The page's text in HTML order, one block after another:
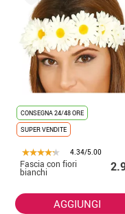
CONSEGNA 24/48 ORE
SUPER VENDITE
4.34/5.00
Fascia con fiori
bianchi
AGGIUNGI